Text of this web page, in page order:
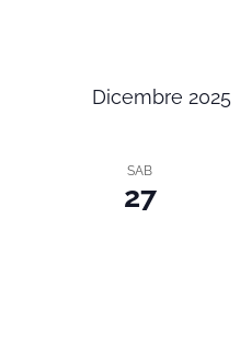
Dicembre 2025
SAB
27